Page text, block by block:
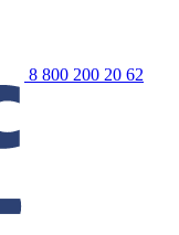
8 800 200 20 62